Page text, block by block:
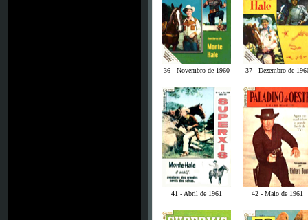
36 - Novembro de 1960 37 - Dezembro de
41 - Abril de 1961 42 - Maio de 1961